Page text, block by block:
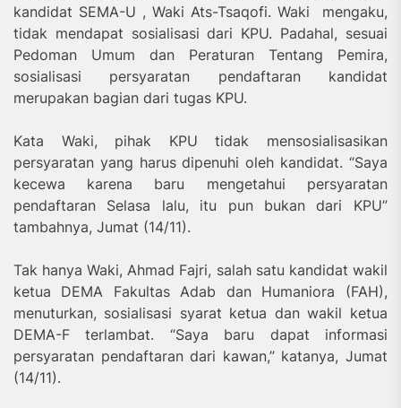
kandidat SEMA-U , Waki Ats-Tsaqofi. Waki mengaku,
tidak mendapat sosialisasi dari KPU. Padahal, sesuai
Pedoman Umum dan Peraturan Tentang Pemira,
sosialisasi persyaratan pendaftaran kandidat
merupakan bagian dari tugas KPU.
Kata Waki, pihak KPU tidak mensosialisasikan
persyaratan yang harus dipenuhi oleh kandidat. “Saya
kecewa karena baru mengetahui persyaratan
pendaftaran Selasa lalu, itu pun bukan dari KPU”
tambahnya, Jumat (14/11).
Tak hanya Waki, Ahmad Fajri, salah satu kandidat wakil
ketua DEMA Fakultas Adab dan Humaniora (FAH),
menuturkan, sosialisasi syarat ketua dan wakil ketua
DEMA-F terlambat. “Saya baru dapat informasi
persyaratan pendaftaran dari kawan,” katanya, Jumat
(14/11).